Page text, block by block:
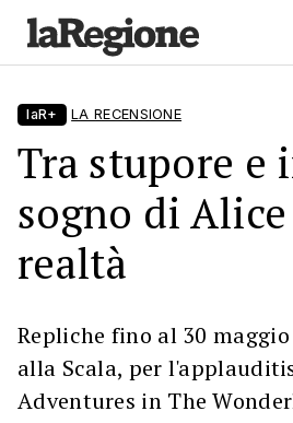
laR+ LA RECENSIONE
Tra stupore e
sogno di
realtà
Repliche fino al 30
alla Scala, per
Adventures in The